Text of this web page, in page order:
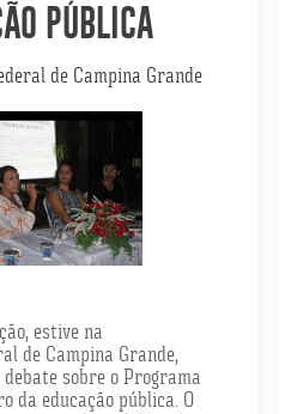
PÚBLICA
de Campina Grande
estive na
de Campina Grande,
sobre o Programa
da educação pública. O